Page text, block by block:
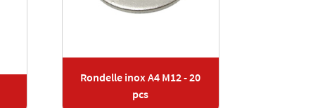
Rondelle inox A4 M12 - 20
pcs